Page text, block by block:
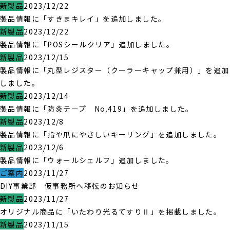
新製品2023/12/22
製品情報に「すきまキレイ」を追加しました。
新製品2023/12/22
製品情報に「POSシールクリア」追加しました。
新製品2023/12/15
製品情報に「丸型レジスター（クーラーキャップ兼用）」を追加
しました。
新製品2023/12/14
製品情報に「防炎テープ No.419」を追加しました。
新製品2023/12/8
製品情報に「指や爪にやさしいキーリング」を追加しました。
新製品2023/12/6
製品情報に「ウォールシェルフ」追加しました。
ご案内2023/11/27
DIY事業部 仮事務所へ移転のお知らせ
新製品2023/11/27
オリジナル商品に「いたわり光るてすりⅡ」を掲載しました。
新製品2023/11/15